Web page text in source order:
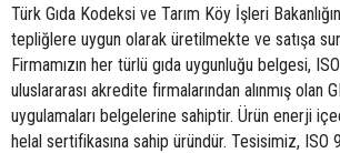
Türk Gıda Kodeksi ve Tarım Köy İşleri
tepliğlere uygun olarak üretilmekte ve satışa
Firmamızın her türlü gıda uygunluğu belgesi,
uluslararası akredite firmalarından alınmış olan
uygulamaları belgelerine sahiptir. Ürün enerji
helal sertifikasına sahip üründür. Tesisimiz, ISO